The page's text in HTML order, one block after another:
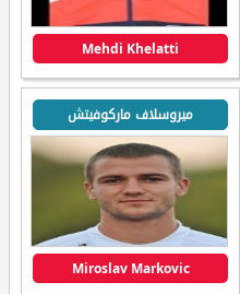
Mehdi Khelatti
ميروسلاف ماركوفيتش
Miroslav Markovic